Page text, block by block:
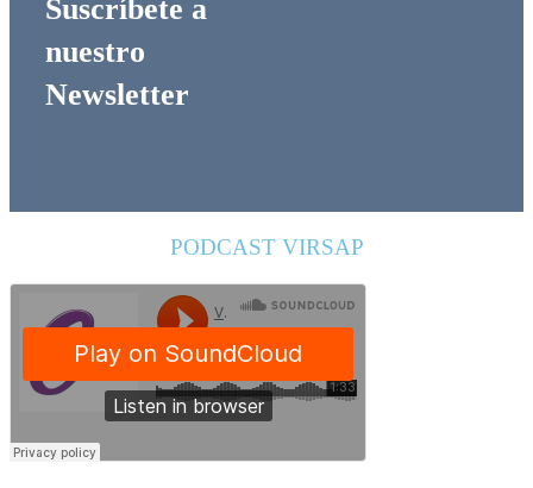
Suscríbete a
nuestro
Newsletter
PODCAST VIRSAP